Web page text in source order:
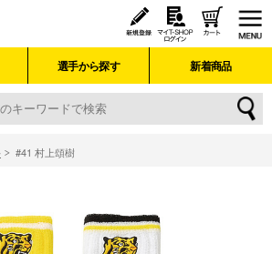
選手から探す 新着商品
#41 村上頌樹